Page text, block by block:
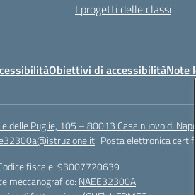
I progetti delle classi
Obiettivi di accessibilitàNote
delle Puglie, 105 – 80013 Casalnuovo di Napoli
Posta elettronica
fiscale: 93007720639
meccanografico: NAEE32300A